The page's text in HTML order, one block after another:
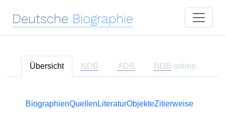
Deutsche Biographie
Übersicht NDB ADB NDB-online
BiographienQuellen LiteraturObjekteZitierweise